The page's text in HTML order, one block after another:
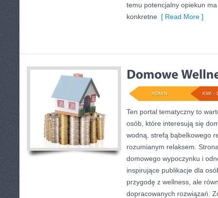
temu potencjalny opiekun
konkretne [ Read More ]
KWI -
ADMIN
Ten portal tematyczny to
osób, które interesują się
wodną, strefą bąbelkowego
rozumianym relaksem.
domowego wypoczynku i
inspirujące publikacje dla
przygodę z wellness, ale
dopracowanych rozwiązań.